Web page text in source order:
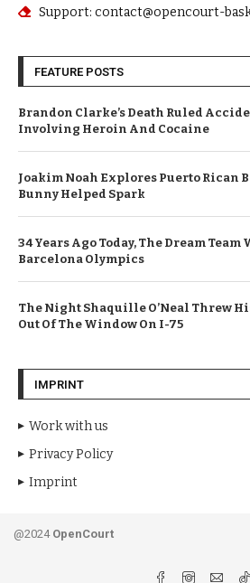
Support: contact@opencourt-
FEATURE POSTS
Brandon Clarke’s Death Ruled
Involving Heroin And Cocaine
Joakim Noah Explores Puerto Rican
Bunny Helped Spark
34 Years Ago Today, The Dream Team
Barcelona Olympics
The Night Shaquille O’Neal Threw
Out Of The Window On I-75
IMPRINT
Work with us
Privacy Policy
Imprint
@2024 OpenCourt